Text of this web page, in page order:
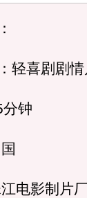
喜剧剧情
钟
电影制片